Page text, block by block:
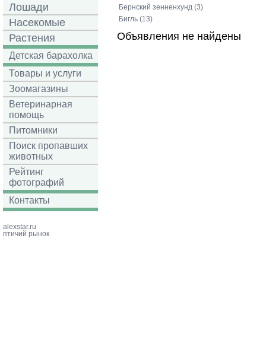
Лошади
Насекомые
Растения
Детская барахолка
Товары и услуги
Зоомагазины
Ветеринарная
помощь
Питомники
Поиск пропавших
животных
Рейтинг
фотографий
Контакты
Бернский зенненхунд (3)
Бигль (13)
Объявления не найдены
alexstar.ru
птичий рынок